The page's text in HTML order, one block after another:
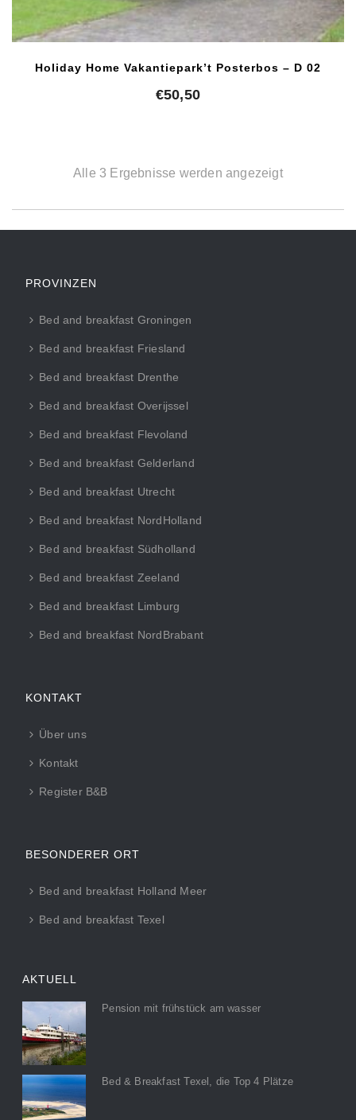
Holiday Home Vakantiepark’t Posterbos – D 02
€50,50
Alle 3 Ergebnisse werden angezeigt
PROVINZEN
Bed and breakfast Groningen
Bed and breakfast Friesland
Bed and breakfast Drenthe
Bed and breakfast Overijssel
Bed and breakfast Flevoland
Bed and breakfast Gelderland
Bed and breakfast Utrecht
Bed and breakfast NordHolland
Bed and breakfast Südholland
Bed and breakfast Zeeland
Bed and breakfast Limburg
Bed and breakfast NordBrabant
KONTAKT
Über uns
Kontakt
Register B&B
BESONDERER ORT
Bed and breakfast Holland Meer
Bed and breakfast Texel
AKTUELL
Pension mit frühstück am wasser
Bed & Breakfast Texel, die Top 4 Plätze